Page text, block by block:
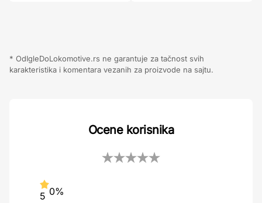
* OdIgleDoLokomotive.rs ne garantuje za tačnost svih
karakteristika i komentara vezanih za proizvode na sajtu.
Ocene korisnika
5 0%